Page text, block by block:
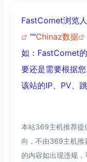
FastComet浏览
""Chinaz数据
如：FastComet
要还是需要根据
该站的IP、PV、
本站369主机推荐提
向，不由369主机推
的内容如出现违规